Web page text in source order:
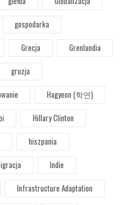
gospodarka
Grecja
Grenlandia
gruzja
Hagyeon (학연)
Hillary Clinton
hiszpania
Indie
Infrastructure Adaptation